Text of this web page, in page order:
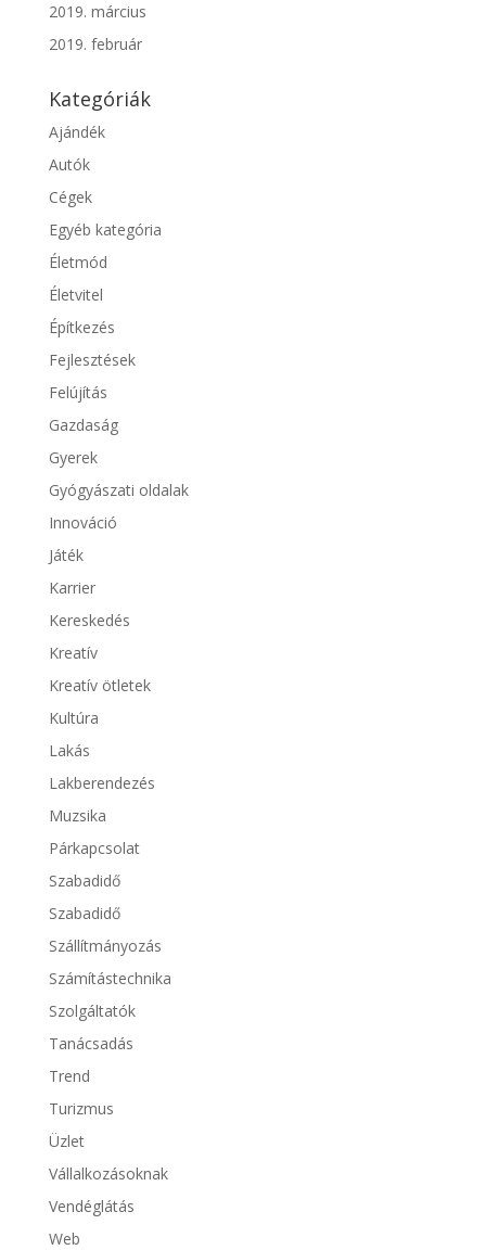
2019. március
2019. február
Kategóriák
Ajándék
Autók
Cégek
Egyéb kategória
Életmód
Életvitel
Építkezés
Fejlesztések
Felújítás
Gazdaság
Gyerek
Gyógyászati oldalak
Innováció
Játék
Karrier
Kereskedés
Kreatív
Kreatív ötletek
Kultúra
Lakás
Lakberendezés
Muzsika
Párkapcsolat
Szabadidő
Szabadidő
Szállítmányozás
Számítástechnika
Szolgáltatók
Tanácsadás
Trend
Turizmus
Üzlet
Vállalkozásoknak
Vendéglátás
Web